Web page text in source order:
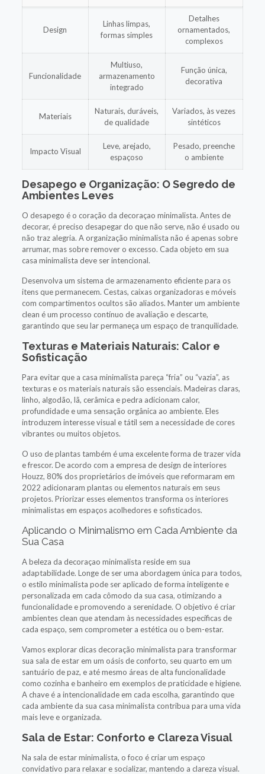
Design
Linhas limpas,
formas simples
Detalhes
ornamentados,
complexos
Funcionalidade
Multiuso,
armazenamento
integrado
Função única,
decorativa
Materiais
Naturais, duráveis,
de qualidade
Variados, às vezes
sintéticos
Impacto Visual
Leve, arejado,
espaçoso
Pesado, preenche
o ambiente
Desapego e Organização: O Segredo de
Ambientes Leves
O desapego é o coração da decoraçao minimalista. Antes de
decorar, é preciso desapegar do que não serve, não é usado ou
não traz alegria. A organização minimalista não é apenas sobre
arrumar, mas sobre remover o excesso. Cada objeto em sua
casa minimalista deve ser intencional.
Desenvolva um sistema de armazenamento eficiente para os
itens que permanecem. Cestas, caixas organizadoras e móveis
com compartimentos ocultos são aliados. Manter um ambiente
clean é um processo contínuo de avaliação e descarte,
garantindo que seu lar permaneça um espaço de tranquilidade.
Texturas e Materiais Naturais: Calor e
Sofisticação
Para evitar que a casa minimalista pareça “fria” ou “vazia”, as
texturas e os materiais naturais são essenciais. Madeiras claras,
linho, algodão, lã, cerâmica e pedra adicionam calor,
profundidade e uma sensação orgânica ao ambiente. Eles
introduzem interesse visual e tátil sem a necessidade de cores
vibrantes ou muitos objetos.
O uso de plantas também é uma excelente forma de trazer vida
e frescor. De acordo com a empresa de design de interiores
Houzz, 80% dos proprietários de imóveis que reformaram em
2022 adicionaram plantas ou elementos naturais em seus
projetos. Priorizar esses elementos transforma os interiores
minimalistas em espaços acolhedores e sofisticados.
Aplicando o Minimalismo em Cada Ambiente da
Sua Casa
A beleza da decoraçao minimalista reside em sua
adaptabilidade. Longe de ser uma abordagem única para todos,
o estilo minimalista pode ser aplicado de forma inteligente e
personalizada em cada cômodo da sua casa, otimizando a
funcionalidade e promovendo a serenidade. O objetivo é criar
ambientes clean que atendam às necessidades específicas de
cada espaço, sem comprometer a estética ou o bem-estar.
Vamos explorar dicas decoração minimalista para transformar
sua sala de estar em um oásis de conforto, seu quarto em um
santuário de paz, e até mesmo áreas de alta funcionalidade
como cozinha e banheiro em exemplos de praticidade e higiene.
A chave é a intencionalidade em cada escolha, garantindo que
cada ambiente da sua casa minimalista contribua para uma vida
mais leve e organizada.
Sala de Estar: Conforto e Clareza Visual
Na sala de estar minimalista, o foco é criar um espaço
convidativo para relaxar e socializar, mantendo a clareza visual.